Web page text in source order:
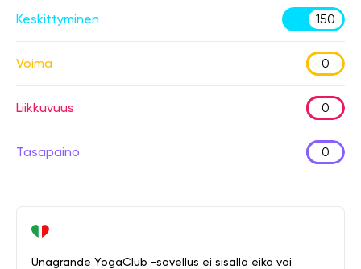
Keskittyminen 150
Voima 0
Liikkuvuus 0
Tasapaino 0
Unagrande YogaClub -sovellus ei sisällä eikä voi